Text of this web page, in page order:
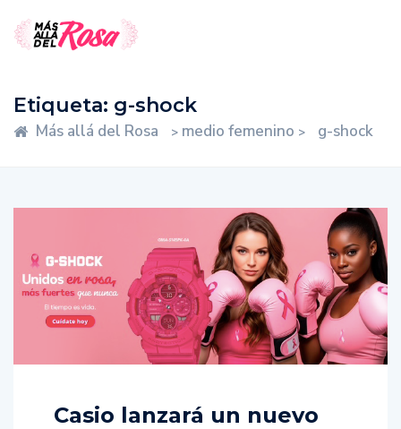
Etiqueta: g-shock
Más allá del Rosa > medio femenino > g-shock
Casio lanzará un nuevo